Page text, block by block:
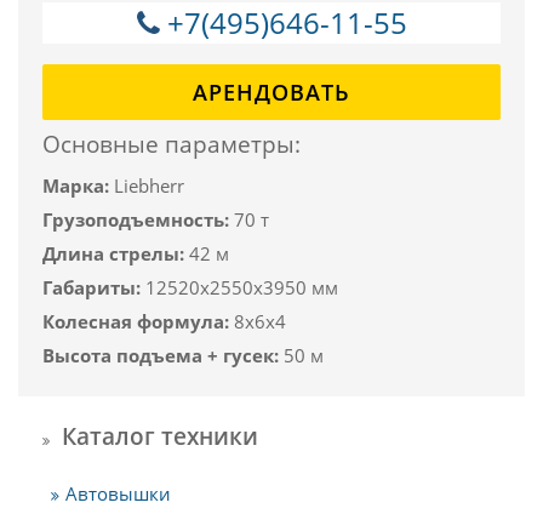
+7(495)646-11-55
АРЕНДОВАТЬ
Основные параметры:
Марка: Liebherr
Грузоподъемность: 70 т
Длина стрелы: 42 м
Габариты: 12520х2550х3950 мм
Колесная формула: 8х6х4
Высота подъема + гусек: 50 м
Каталог техники
Автовышки